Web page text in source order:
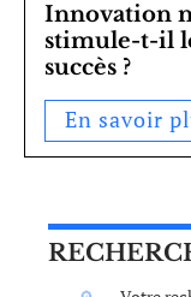
Innovation
stimule-t-il
succès ?
En savoir